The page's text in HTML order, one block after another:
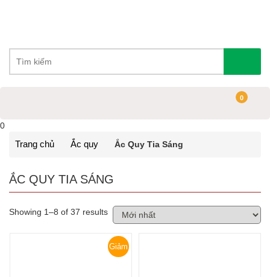
0
0
Trang chủ Ắc quy Ắc Quy Tia Sáng
ẮC QUY TIA SÁNG
Showing 1–8 of 37 results
Giảm